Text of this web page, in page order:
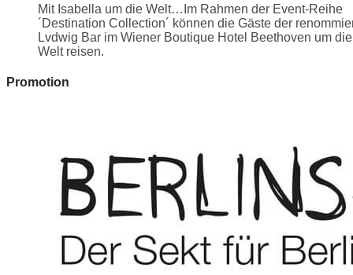
Mit Isabella um die Welt…Im Rahmen der Event-Reihe
´Destination Collection´ können die Gäste der
Lvdwig Bar im Wiener Boutique Hotel Beethoven um die
Welt reisen.
Promotion